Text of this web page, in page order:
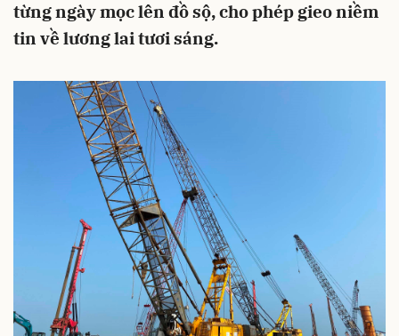
từng ngày mọc lên đồ sộ, cho phép gieo niềm
tin về lương lai tươi sáng.